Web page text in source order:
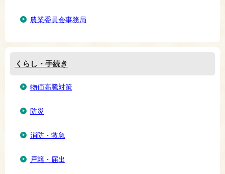
農業委員会事務局
くらし・手続き
物価高騰対策
防災
消防・救急
戸籍・届出